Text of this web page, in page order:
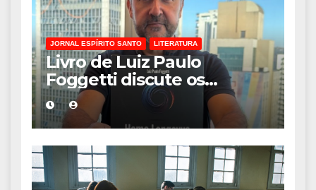
JORNAL ESPÍRITO SANTO LITERATURA
Livro de Luiz Paulo
Foggetti discute os
desafios de uma
sociedade onde viver até
aos 120 anos poderá ser
realidade